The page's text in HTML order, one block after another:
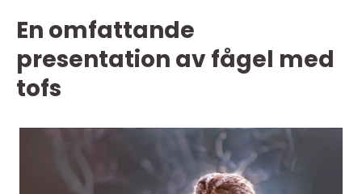
En omfattande
presentation av fågel med
tofs